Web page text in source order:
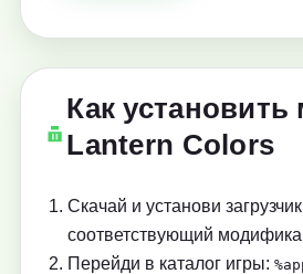
Как установить
Lantern Colors
Скачай и установи загрузчик
соответствующий
Перейди в каталог игры: